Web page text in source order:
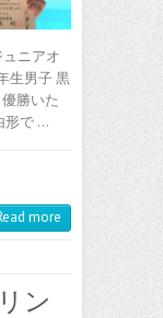
ニアオ
生男子 黒
勝いた
形で …
more
ン